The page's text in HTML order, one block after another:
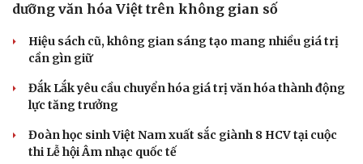
dưỡng văn hóa Việt trên không gian số
Hiệu sách cũ, không gian sáng tạo mang nhiều giá trị
cần gìn giữ
Đắk Lắk yêu cầu chuyển hóa giá trị văn hóa thành động
lực tăng trưởng
Đoàn học sinh Việt Nam xuất sắc giành 8 HCV tại cuộc
thi Lễ hội Âm nhạc quốc tế